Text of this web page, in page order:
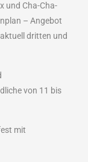
und Cha-Cha-
– Angebot
dritten und
von 11 bis
mit